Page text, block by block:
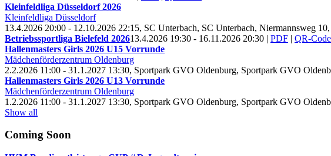
Kleinfeldliga Düsseldorf2026
Kleinfeldliga Düsseldorf
13.4.2026 20:00 - 12.10.2026 22:15, SC Unterbach, SC Unterbach, Niermannsweg
Betriebssportliga Bielefeld 202613.4.2026 19:30 - 16.11.2026 20:30 | PDF | QR-Code
Hallenmasters Girls 2026 U15 Vorrunde
Mädchenförderzentrum Oldenburg
2.2.2026 11:00 - 31.1.2027 13:30, Sportpark GVO Oldenburg, Sportpark GVO
Hallenmasters Girls 2026 U13 Vorrunde
Mädchenförderzentrum Oldenburg
1.2.2026 11:00 - 31.1.2027 13:30, Sportpark GVO Oldenburg, Sportpark GVO
Show all
Coming Soon